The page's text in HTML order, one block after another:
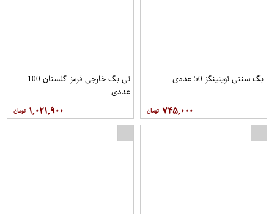
بگ سنتی توینینگز 50 عددی
۷۴۵,۰۰۰
تی بگ خارجی قرمز گلستان 100
عددی
۱,۰۲۱,۹۰۰